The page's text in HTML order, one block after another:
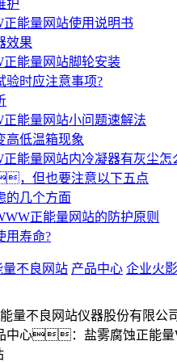
护
能量网站使用说明书
效果
能量网站脚轮安装
验时应注意事项?
能量网站小问题速解法
高低温箱现象
能量网站内冷凝器有灰尘怎
，但也要注意以下五点
的几个方面
正能量网站的防护原则
用寿命?
量不良网站 产品中心 企业火
量不良网站仪器股份有限公
中心：盐雾腐蚀正能